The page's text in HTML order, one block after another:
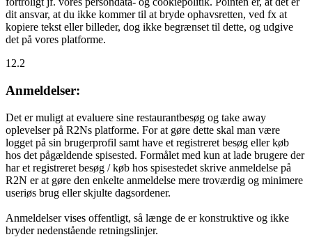
dit ansvar, at du ikke kommer til at bryde ophavsretten, ved fx at
kopiere tekst eller billeder, dog ikke begrænset til dette, og udgive
det på vores platforme.
12.2
Anmeldelser:
Det er muligt at evaluere sine restaurantbesøg og take away
oplevelser på R2Ns platforme. For at gøre dette skal man være
logget på sin brugerprofil samt have et registreret besøg eller køb
hos det pågældende spisested. Formålet med kun at lade brugere der
har et registreret besøg / køb hos spisestedet skrive anmeldelse på
R2N er at gøre den enkelte anmeldelse mere troværdig og minimere
useriøs brug eller skjulte dagsordener.
Anmeldelser vises offentligt, så længe de er konstruktive og ikke
bryder nedenstående retningslinjer.